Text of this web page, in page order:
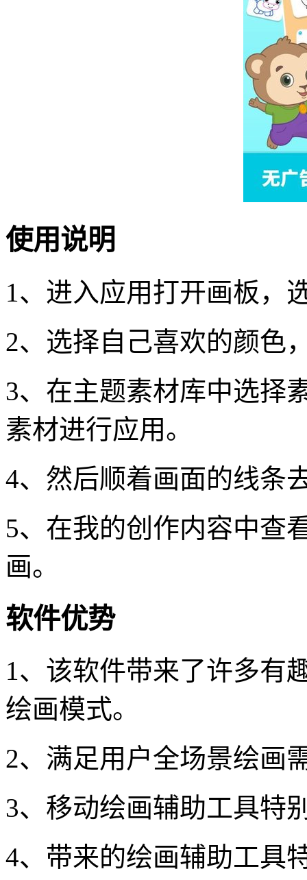
使用说明
1、进入应用打开画板，
2、选择自己喜欢的颜色
3、在主题素材库中选择
素材进行应用。
4、然后顺着画面的线条
5、在我的创作内容中查
画。
软件优势
1、该软件带来了许多有
绘画模式。
2、满足用户全场景绘画
3、移动绘画辅助工具特
4、带来的绘画辅助工具